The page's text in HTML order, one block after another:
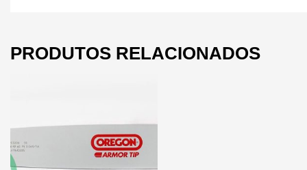
PRODUTOS RELACIONADOS